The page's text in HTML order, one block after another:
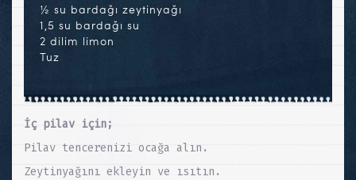
½ su bardağı zeytinyağı
1,5 su bardağı su
2 dilim limon
Tuz
İç pilav için;
Pilav tencerenizi ocağa alın.
Zeytinyağını ekleyin ve ısıtın.